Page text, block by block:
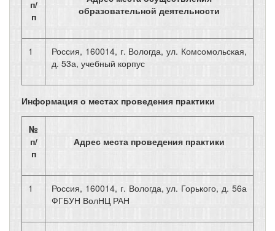
п/
п
образовательной деятельности
1
Россия, 160014, г. Вологда, ул. Комсомольская,
д. 53а, учебный корпус
Информация о местах проведения практики
№
п/
п
Адрес места проведения практики
1
Россия, 160014, г. Вологда, ул. Горького, д. 56а
ФГБУН ВолНЦ РАН